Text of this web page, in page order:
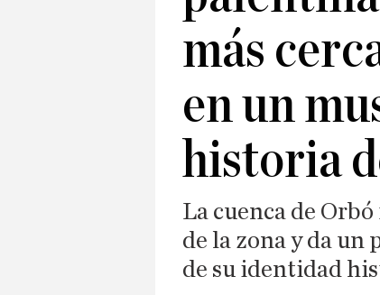
más
en un
historia
La cuenca de
de la zona y da un
de su identidad